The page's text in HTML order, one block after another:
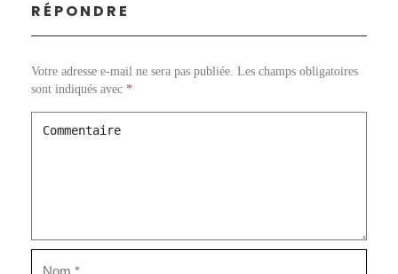
RÉPONDRE
Votre adresse e-mail ne sera pas publiée. Les champs obligatoires
sont indiqués avec *